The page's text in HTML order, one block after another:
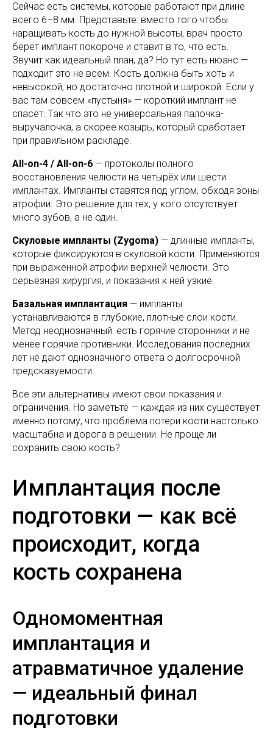
Сейчас есть системы, которые работают при длине
всего 6–8 мм. Представьте: вместо того чтобы
наращивать кость до нужной высоты, врач просто
берёт имплант покороче и ставит в то, что есть.
Звучит как идеальный план, да? Но тут есть нюанс —
подходит это не всем. Кость должна быть хоть и
невысокой, но достаточно плотной и широкой. Если у
вас там совсем «пустыня» — короткий имплант не
спасёт. Так что это не универсальная палочка-
выручалочка, а скорее козырь, который сработает
при правильном раскладе.
All-on-4 / All-on-6 — протоколы полного
восстановления челюсти на четырёх или шести
имплантах. Импланты ставятся под углом, обходя зоны
атрофии. Это решение для тех, у кого отсутствует
много зубов, а не один.
Скуловые импланты (Zygoma) — длинные импланты,
которые фиксируются в скуловой кости. Применяются
при выраженной атрофии верхней челюсти. Это
серьёзная хирургия, и показания к ней узкие.
Базальная имплантация — импланты
устанавливаются в глубокие, плотные слои кости.
Метод неоднозначный: есть горячие сторонники и не
менее горячие противники. Исследования последних
лет не дают однозначного ответа о долгосрочной
предсказуемости.
Все эти альтернативы имеют свои показания и
ограничения. Но заметьте — каждая из них существует
именно потому, что проблема потери кости настолько
масштабна и дорога в решении. Не проще ли
сохранить свою кость?
Имплантация после
подготовки — как всё
происходит, когда
кость сохранена
Одномоментная
имплантация и
атравматичное удаление
— идеальный финал
подготовки